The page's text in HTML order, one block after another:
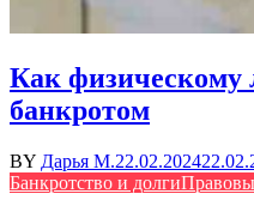
Как физическому
банкротом
BY Дарья М.22.02.2024
Банкротство и долги